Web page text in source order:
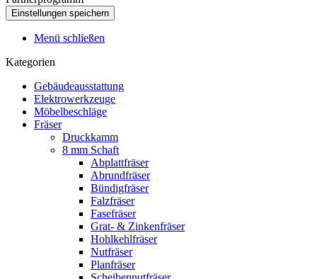
Menü schließen
Kategorien
Gebäudeausstattung
Elektrowerkzeuge
Möbelbeschläge
Fräser
Druckkamm
8 mm Schaft
Abplattfräser
Abrundfräser
Bündigfräser
Falzfräser
Fasefräser
Grat- & Zinkenfräser
Hohlkehlfräser
Nutfräser
Planfräser